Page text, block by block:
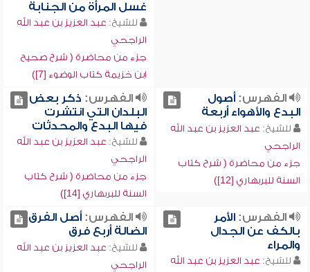
غسل المرأة من الجنابة
للشيخ: عبد العزيز بن عبد الله
الراجحي
جزء من محاضرة ( شرح صحيح
ابن خزيمة كتاب الوضوء [7])
الفهرس:أصول
البدع والأهواء أربعة
للشيخ: عبد العزيز بن عبد الله
الراجحي
جزء من محاضرة ( شرح كتاب
السنة للبربهاري [12])
الفهرس: ذكر بعض
البلدان التي انتشرت
فيها البدع والمحدثات
للشيخ: عبد العزيز بن عبد الله
الراجحي
جزء من محاضرة ( شرح كتاب
السنة للبربهاري [14])
الفهرس:الأمر
بالكف عن الجدال
والمراء
للشيخ: عبد العزيز بن عبد الله
الفهرس:أصل الفرق
الضالة أربع فرق
للشيخ: عبد العزيز بن عبد الله
الراجحي